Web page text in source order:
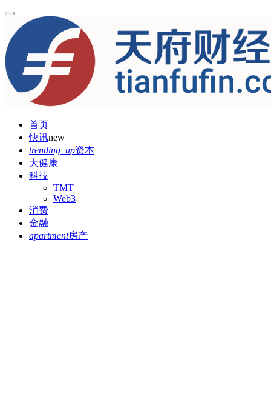
首页
快讯new
trending_up资本
大健康
科技
TMT
Web3
消费
金融
apartment房产